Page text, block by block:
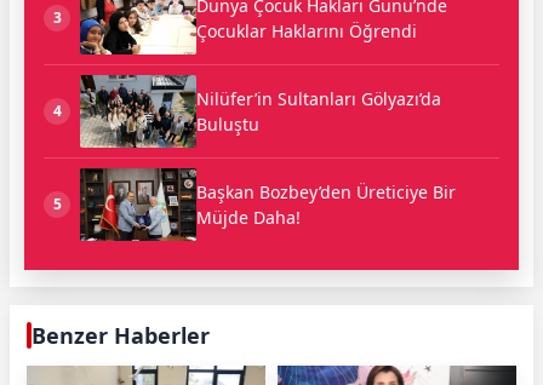
3
Dünya Çocuk Hakları Günü’nde
Çocuklar Haklarını Öğrendi
4
Nilüfer’in Sultanları Gölyazı’da
Buluştu
5
Başkan Bozbey’den Üreticiye Bir
Müjde Daha!
Benzer Haberler